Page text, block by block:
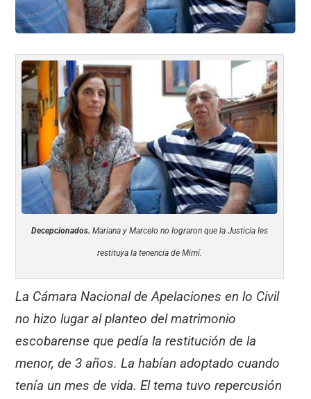
Decepcionados. Mariana y Marcelo no lograron que la Justicia les
restituya la tenencia de Mimí.
La Cámara Nacional de Apelaciones en lo Civil
no hizo lugar al planteo del matrimonio
escobarense que pedía la restitución de la
menor, de 3 años. La habían adoptado cuando
tenía un mes de vida. El tema tuvo repercusión